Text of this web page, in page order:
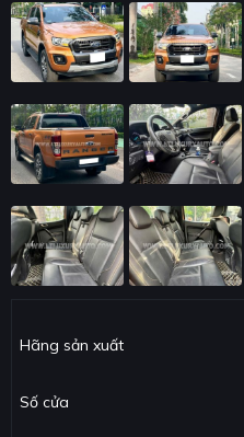
Hãng sản xuất
Số cửa